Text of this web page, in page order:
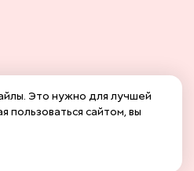
Это нужно для лучшей
сайтом, вы